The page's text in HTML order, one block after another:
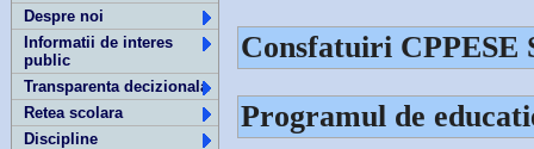
Despre noi
Informatii de interes
public
Transparenta decizionala
Retea scolara
Discipline
Consfatuiri CPPESE
Programul de